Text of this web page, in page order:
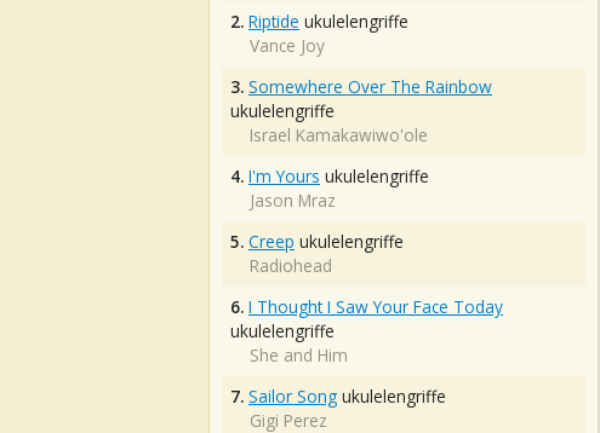
2. Riptide ukulelengriffe
Vance Joy
3. Somewhere Over The Rainbow
ukulelengriffe
Israel Kamakawiwo'ole
4. I'm Yours ukulelengriffe
Jason Mraz
5. Creep ukulelengriffe
Radiohead
6. I Thought I Saw Your Face Today
ukulelengriffe
She and Him
7. Sailor Song ukulelengriffe
Gigi Perez